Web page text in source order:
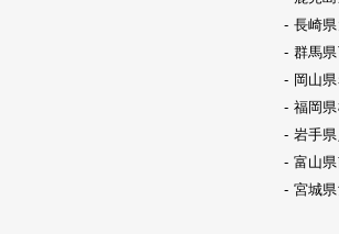
長崎
群馬
岡山
福岡
岩手
富山
宮城